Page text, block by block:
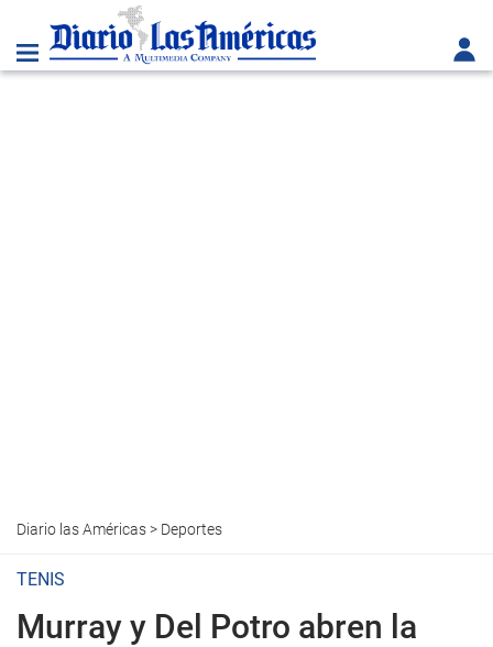
Diario las Américas> Deportes
TENIS
Murray y Del Potro abren la